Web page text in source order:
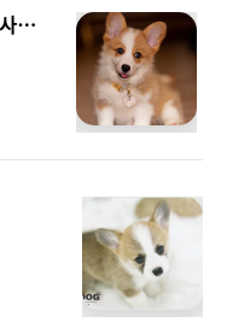
원주강아지무료분양 – 믿을 수 있는 사이트 4곳 소개